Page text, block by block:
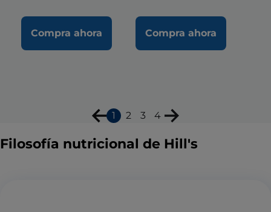
Compra ahora Compra ahora
1 2 3 4
Filosofía nutricional de Hill's